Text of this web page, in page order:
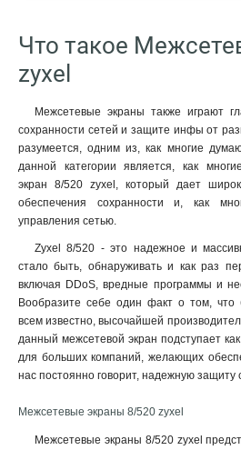
Что такое
zyxel
Межсетевые экраны также играют
сохранности сетей и защите инфы от
разумеется, одним из, как многие
данной категории является, как
экран 8/520 zyxel, который дает
обеспечения сохранности и, как
управления сетью.
Zyxel 8/520 - это надежное и
стало быть, обнаруживать и как раз
включая DDoS, вредные программы и
Вообразите себе один факт о том, что
всем известно, высочайшей
данный межсетевой экран подступает
для больших компаний, желающих
нас постоянно говорит, надежную защиту
Межсетевые экраны 8/520 zyxel
Межсетевые экраны 8/520 zyxel